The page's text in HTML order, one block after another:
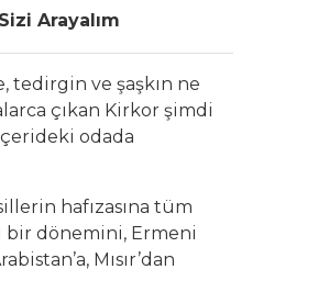
Sizi Arayalım
tedirgin ve şaşkın ne
çıkan Kirkor şimdi
odada
hafızasına tüm
bir dönemini, Ermeni
Mısır’dan